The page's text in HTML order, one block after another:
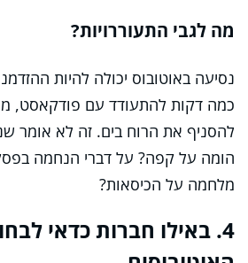
מה לגבי התעוררויות?
נסיעה באוטובוס יכולה להיות
כמה דקות להתעודד עם פודקאסט,
להסניף את הרוח בים. זה לא אומר
הומה על קפה? על דברי הנחמה
מלחמה על הכיסאות?
4. באילו חברות כדאי